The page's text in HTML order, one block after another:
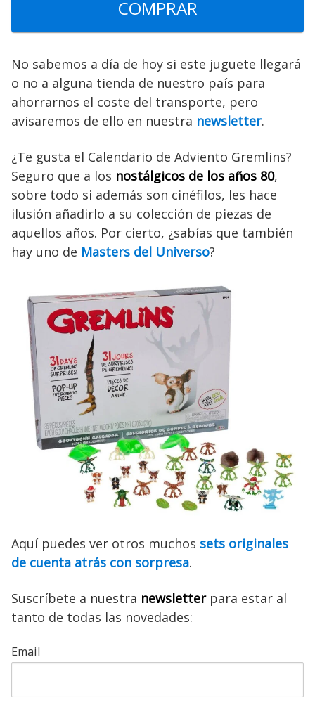
COMPRAR
No sabemos a día de hoy si este juguete llegará
o no a alguna tienda de nuestro país para
ahorrarnos el coste del transporte, pero
avisaremos de ello en nuestra newsletter.
¿Te gusta el Calendario de Adviento Gremlins?
Seguro que a los nostálgicos de los años 80,
sobre todo si además son cinéfilos, les hace
ilusión añadirlo a su colección de piezas de
aquellos años. Por cierto, ¿sabías que también
hay uno de Masters del Universo?
Aquí puedes ver otros muchos sets originales
de cuenta atrás con sorpresa.
Suscríbete a nuestra newsletterpara estar al
tanto de todas las novedades:
Email